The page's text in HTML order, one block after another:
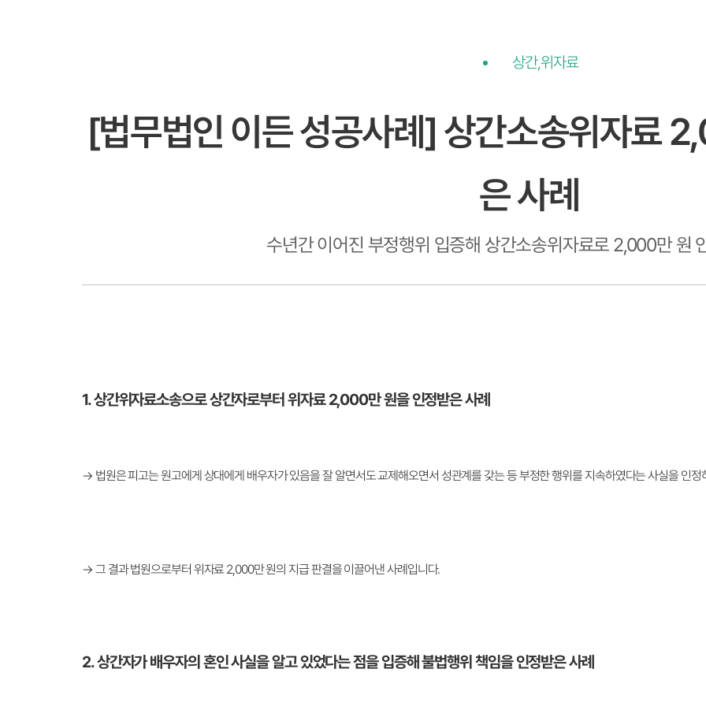
상간,위자료
[법무법인 이든 성공사례] 상간소송위자료
은 사례
수년간 이어진 부정행위 입증해 상간소송위자료로 2,000만 원
1. 상간위자료소송으로 상간자로부터 위자료 2,000만 원을 인정받은 사례
→ 법원은 피고는 원고에게 상대에게 배우자가 있음을 잘 알면서도 교제해오면서 성관계를 갖는 등 부정한 행위를 지속하였다는 사실을 인정
→ 그 결과 법원으로부터 위자료 2,000만 원의 지급 판결을 이끌어낸 사례입니다.
2. 상간자가 배우자의 혼인 사실을 알고 있었다는 점을 입증해 불법행위 책임을 인정받은 사례